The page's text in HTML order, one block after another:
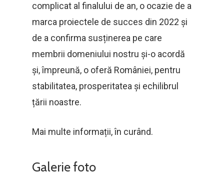
complicat al finalului de an, o ocazie de a
marca proiectele de succes din 2022 și
de a confirma susținerea pe care
membrii domeniului nostru și-o acordă
și, împreună, o oferă României, pentru
stabilitatea, prosperitatea și echilibrul
țării noastre.
Mai multe informații, în curând.
Galerie foto